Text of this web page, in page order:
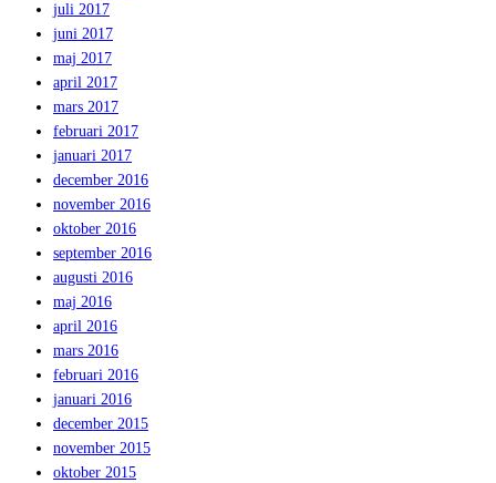
juli 2017
juni 2017
maj 2017
april 2017
mars 2017
februari 2017
januari 2017
december 2016
november 2016
oktober 2016
september 2016
augusti 2016
maj 2016
april 2016
mars 2016
februari 2016
januari 2016
december 2015
november 2015
oktober 2015